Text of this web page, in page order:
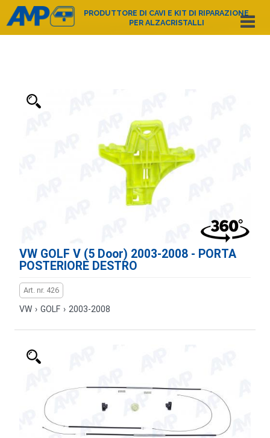
PRODUTTORE DI CAVI E KIT DI RIPARAZIONE
PER ALZACRISTALLI
HOME PAGE
CHI SIAMO
CATALOGO DEI PRODOTTI
CONTATTO
VW GOLF V (5 Door) 2003-2008 - PORTA
POSTERIORE DESTRO
Art. nr. 426
VW › GOLF › 2003-2008